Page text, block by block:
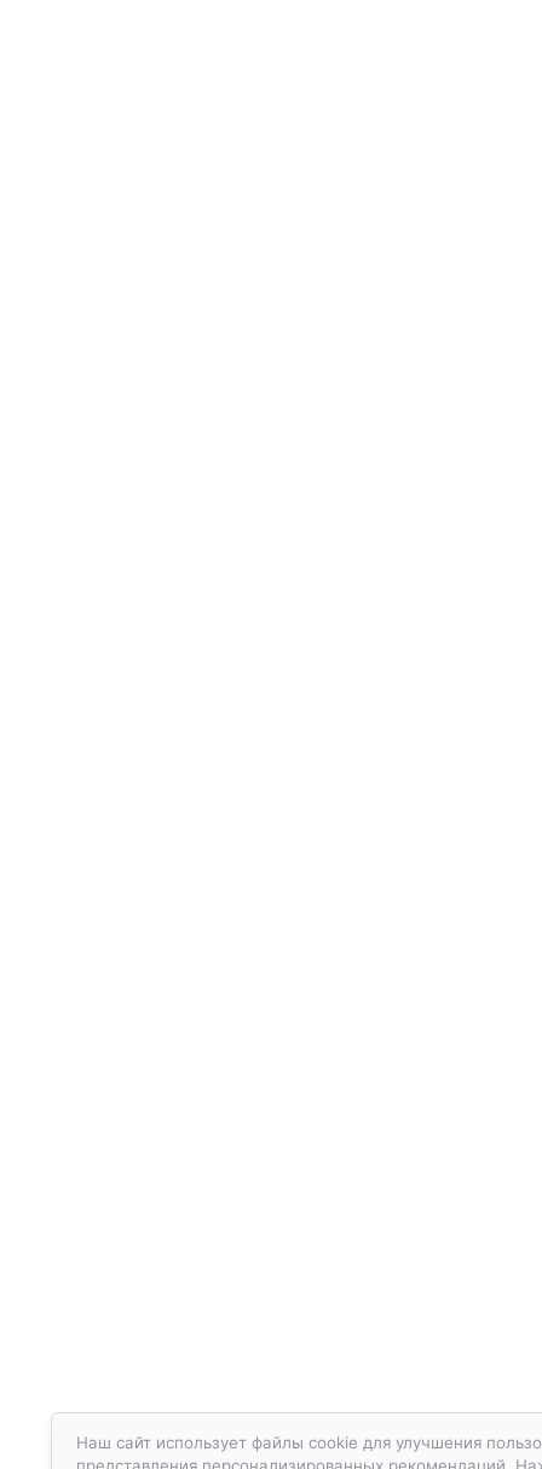
Наш сайт использует файлы cookie для улучшения